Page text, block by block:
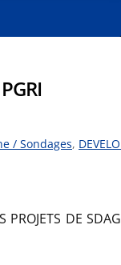
/ Sondages,
PROJETS DE